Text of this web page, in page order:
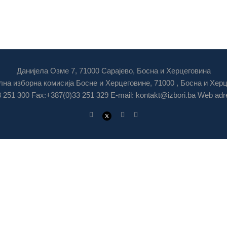
Данијела Озме 7, 71000 Сарајево, Босна и Херцеговина
изборна комисија Босне и Херцеговине, 71000 , Босна и
251 300 Fax:+387(0)33 251 329 E-mail: kontakt@izbori.baWeb